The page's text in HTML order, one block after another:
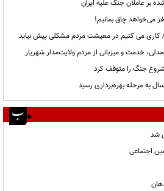
بر عاملان جنگ علیه ایران
می‌خواهد چاق بمانیم!
کاری می کنیم در معیشت مردم مشکلی پیش نیاید
جنگ را متوقف کرد
شد
اجتماعی